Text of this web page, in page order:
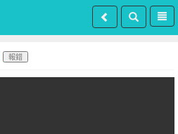
報錯